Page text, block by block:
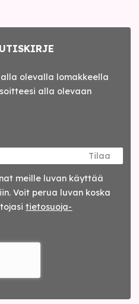
olevalla lomakkeella
alla olevaan
Tilaa
meille luvan käyttää
Voit perua luvan koska
tieto­suoja­